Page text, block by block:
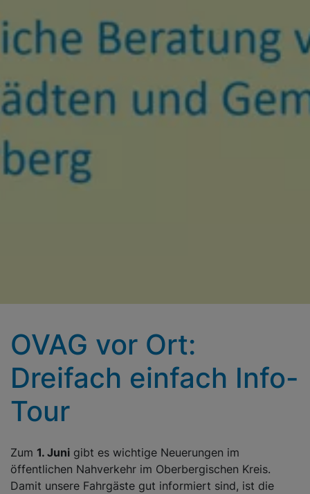
OVAG vor Ort:
Dreifach einfach Info-
Tour
Zum 1. Juni gibt es wichtige Neuerungen im
öffentlichen Nahverkehr im Oberbergischen Kreis.
Damit unsere Fahrgäste gut informiert sind, ist die